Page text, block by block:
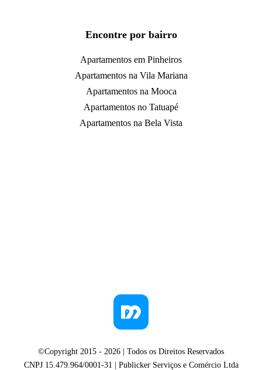
Encontre por bairro
Apartamentos em Pinheiros
Apartamentos na Vila Mariana
Apartamentos na Mooca
Apartamentos no Tatuapé
Apartamentos na Bela Vista
©Copyright 2015 - 2026 | Todos os Direitos Reservados
CNPJ 15.479.964/0001-31 | Publicker Serviços e Comércio Ltda